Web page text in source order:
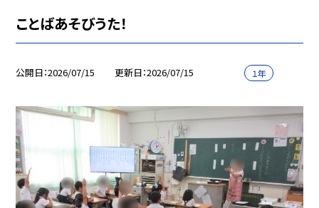
ことばあそびうた！
公開日 2026/07/15 更新日 2026/07/15 １年